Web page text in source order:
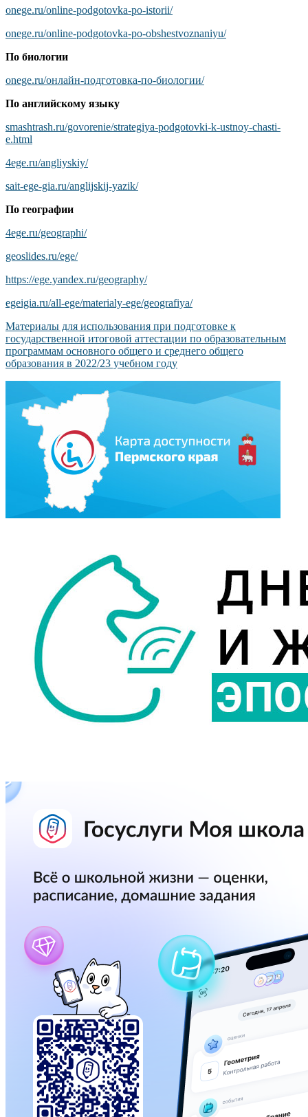
onege.ru/online-podgotovka-po-istorii/
onege.ru/online-podgotovka-po-obshestvoznaniyu/
По биологии
onege.ru/онлайн-подготовка-по-биологии/
По английскому языку
smashtrash.ru/govorenie/strategiya-podgotovki-k-ustnoy-chasti-
e.html
4ege.ru/angliyskiy/
sait-ege-gia.ru/anglijskij-yazik/
По географии
4ege.ru/geographi/
geoslides.ru/ege/
https://ege.yandex.ru/geography/
egeigia.ru/all-ege/materialy-ege/geografiya/
Материалы для использования при подготовке к
государственной итоговой аттестации по образовательным
программам основного общего и среднего общего
образования в 2022/23 учебном году